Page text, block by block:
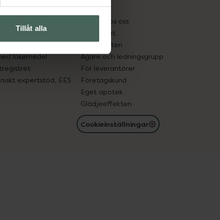
Tillåt alla
in gammal medicin
läkemedel
expertstöd, EES
Pressrum
Jobba hos oss
Hållbarhet
Samarbeten
Ägare och ledningsgrupp
För leverantörer
Företagskund
Eget apotek
Glädjeeffekten
Cookieinställningar